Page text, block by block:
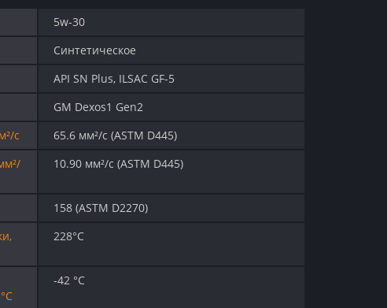
5w-30
Синтетическое
API SN Plus, ILSAC GF-5
GM Dexos1 Gen2
с
65.6 мм²/с (ASTM D445)
10.90 мм²/с (ASTM D445)
158 (ASTM D2270)
228°C
-42 °C